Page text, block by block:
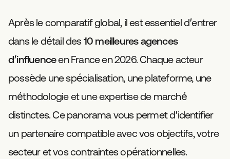
Après le comparatif global, il est essentiel d’entrer
dans le détail des10 meilleures agences
d’influenceen France en 2026. Chaque acteur
possède une spécialisation, une plateforme, une
méthodologie et une expertise de marché
distinctes. Ce panorama vous permet d’identifier
un partenaire compatible avec vos objectifs, votre
secteur et vos contraintes opérationnelles.